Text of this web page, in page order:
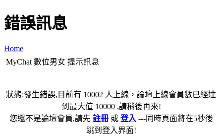
錯誤訊息
Home
MyChat 數位男女 提示訊息
狀態:發生錯誤,目前有 10002 人上線，論壇上線會員數已經達
到最大值 10000 ,請稍後再來!
您還不是論壇會員,請先 註冊或 登入 ---同時頁面將在5秒後
跳到登入界面!